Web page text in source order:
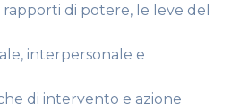
rapporti di potere, le leve del
interpersonale e
di intervento e azione